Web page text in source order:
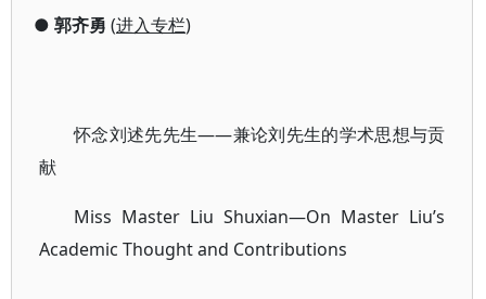
● 郭齐勇 (进入专栏)
怀念刘述先先生——兼论刘先生的学术思想与贡
献
Miss Master Liu Shuxian—On Master Liu’s
Academic Thought and Contributions